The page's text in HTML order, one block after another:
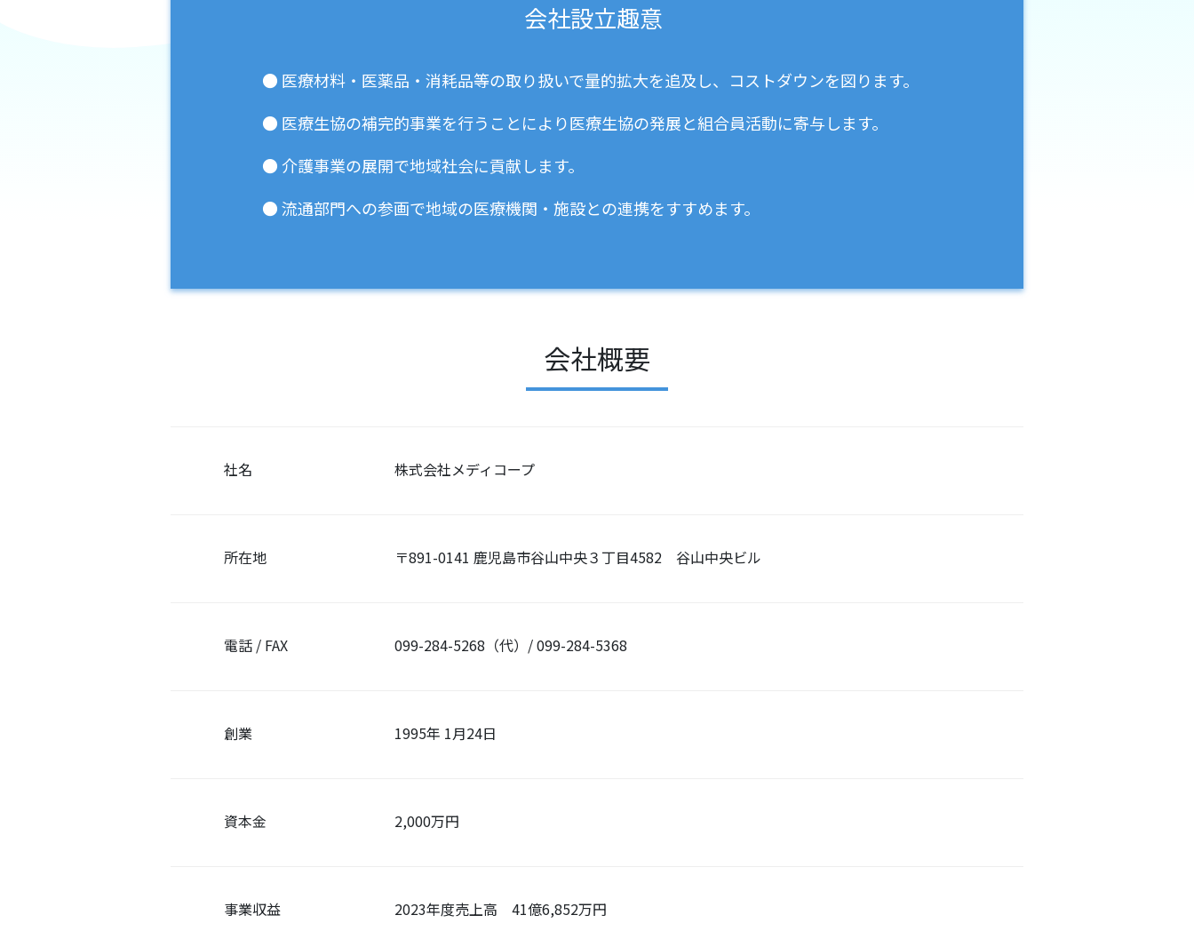
会社設立趣意
● 医療材料・医薬品・消耗品等の取り扱いで量的拡大を追及し、コストダウンを図ります。
● 医療生協の補完的事業を行うことにより医療生協の発展と組合員活動に寄与します。
● 介護事業の展開で地域社会に貢献します。
● 流通部門への参画で地域の医療機関・施設との連携をすすめます。
会社概要
社名 株式会社メディコープ
所在地 〒891-0141 鹿児島市谷山中央３丁目4582 谷山中央ビル
電話 / FAX 099-284-5268（代）/ 099-284-5368
創業 1995年 1月24日
資本金 2,000万円
事業収益 2023年度売上高 41億6,852万円